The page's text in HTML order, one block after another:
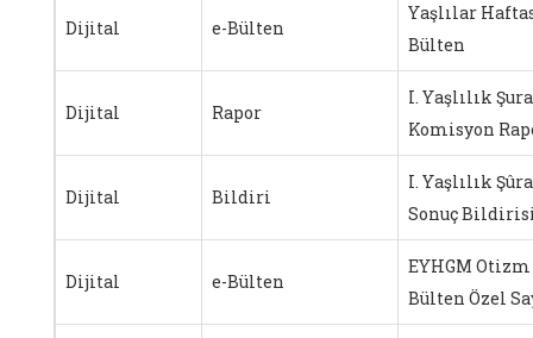
Dijital e-Bülten
Yaşlılar
Bülten
Dijital Rapor
I. Yaşlılık
Komisyon
Dijital Bildiri
I. Yaşlılık
Sonuç
Dijital e-Bülten
EYHGM Otizm
Bülten Özel